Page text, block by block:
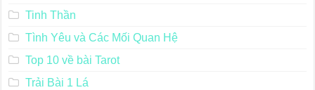
Tinh Thần
Tình Yêu và Các Mối Quan Hệ
Top 10 về bài Tarot
Trải Bài 1 Lá